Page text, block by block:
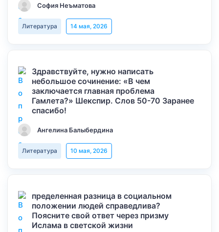
София Неъматова
Литература 14 мая, 2026
Здравствуйте, нужно написать
небольшое сочинение: «В чем
заключается главная проблема
Гамлета?» Шекспир. Слов 50-70 Заранее
спасибо!
Ангелина Балыбердина
Литература 10 мая, 2026
пределенная разница в социальном
положении людей справедлива?
Поясните свой ответ через призму
Ислама в светской жизни